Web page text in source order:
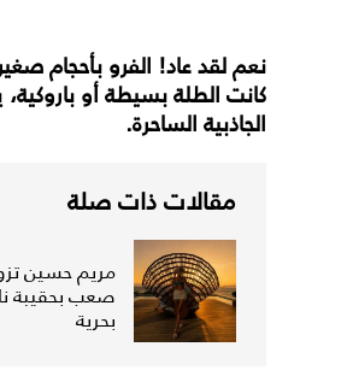
نعم لقد عاد! الفرو بأحجام
كانت الطلة بسيطة أو
الجاذبية الساحرة.
مقالات ذات صلة
مريم حسين
صعب بحقيبة
بحرية